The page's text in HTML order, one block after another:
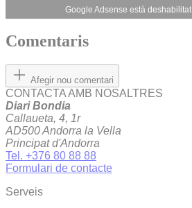
Google Adsense està deshabilitat.
Comentaris
Afegir nou comentari
CONTACTA AMB NOSALTRES
Diari Bondia
Callaueta, 4, 1r
AD500 Andorra la Vella
Principat d'Andorra
Tel. +376 80 88 88
Formulari de contacte
Serveis